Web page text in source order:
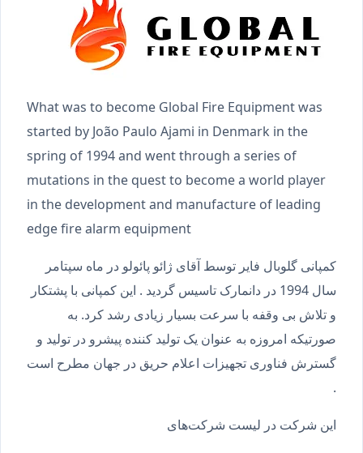
What was to become Global Fire Equipment was
started by João Paulo Ajami in Denmark in the
spring of 1994 and went through a series of
mutations in the quest to become a world player
in the development and manufacture of leading
edge fire alarm equipment
کمپانی گلوبال فایر توسط آقای ژائو پائولو در ماه سپتامر
سال 1994 در دانمارک تاسیس گردید . این کمپانی با پشتکار
و تلاش بی وقفه با سرعت بسیار زیادی رشد کرد. به
صورتیکه امروزه به عنوان یک تولید کننده پیشرو در تولید و
گسترش فناوری تجهیزات اعلام حریق در جهان مطرح است
.
این شرکت در لیست شرکت‌های